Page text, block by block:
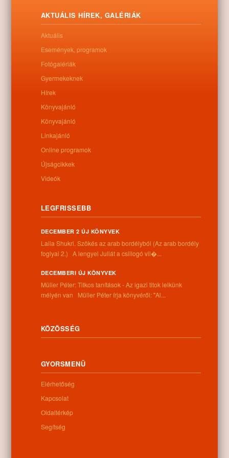
Letöltés
0
Kapcsolódó anyagok
Nem található kapcsolódó anyag
Információk
4262 Nyíracsád, Kassai u. 4.
Telefon:
+36 52 206 031
Kedd: 9:00-12:00 13:00-16:30
Szerda: 9:00-12:00 13:00-16:30
Szombat: 9:00-12:00
Hírlevél
AKTUÁLIS HÍREK, GALÉRIÁK
Aktuális
Események, programok
Fotógalériák
Gyermekeknek
Hírek
Könyvajánló
Könyvajánló
Linkajánló
Online programok
Újságcikkek
Videók
LEGFRISSEBB
DECEMBER 2 ÚJ KÖNYVEK
Laila Shukri. Szökés ​az arab bordélyból (Az arab bordély
foglyai 2.) A lengyel Juliát a csillogó vil�...
DECEMBERI ÚJ KÖNYVEK
Müller Péter: Titkos tanítások - Az igazi titok lelkünk
mélyén van Müller Péter írja könyvéről: "Al...
KÖZÖSSÉG
GYORSMENÜ
Elérhetőség
Kapcsolat
Oldaltérkép
Segítség